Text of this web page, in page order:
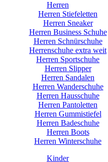
Herren
Herren Stiefeletten
Herren Sneaker
Herren Business Schuhe
Herren Schnürschuhe
Herrenschuhe extra weit
Herren Sportschuhe
Herren Slipper
Herren Sandalen
Herren Wanderschuhe
Herren Hausschuhe
Herren Pantoletten
Herren Gummistiefel
Herren Badeschuhe
Herren Boots
Herren Winterschuhe
Kinder